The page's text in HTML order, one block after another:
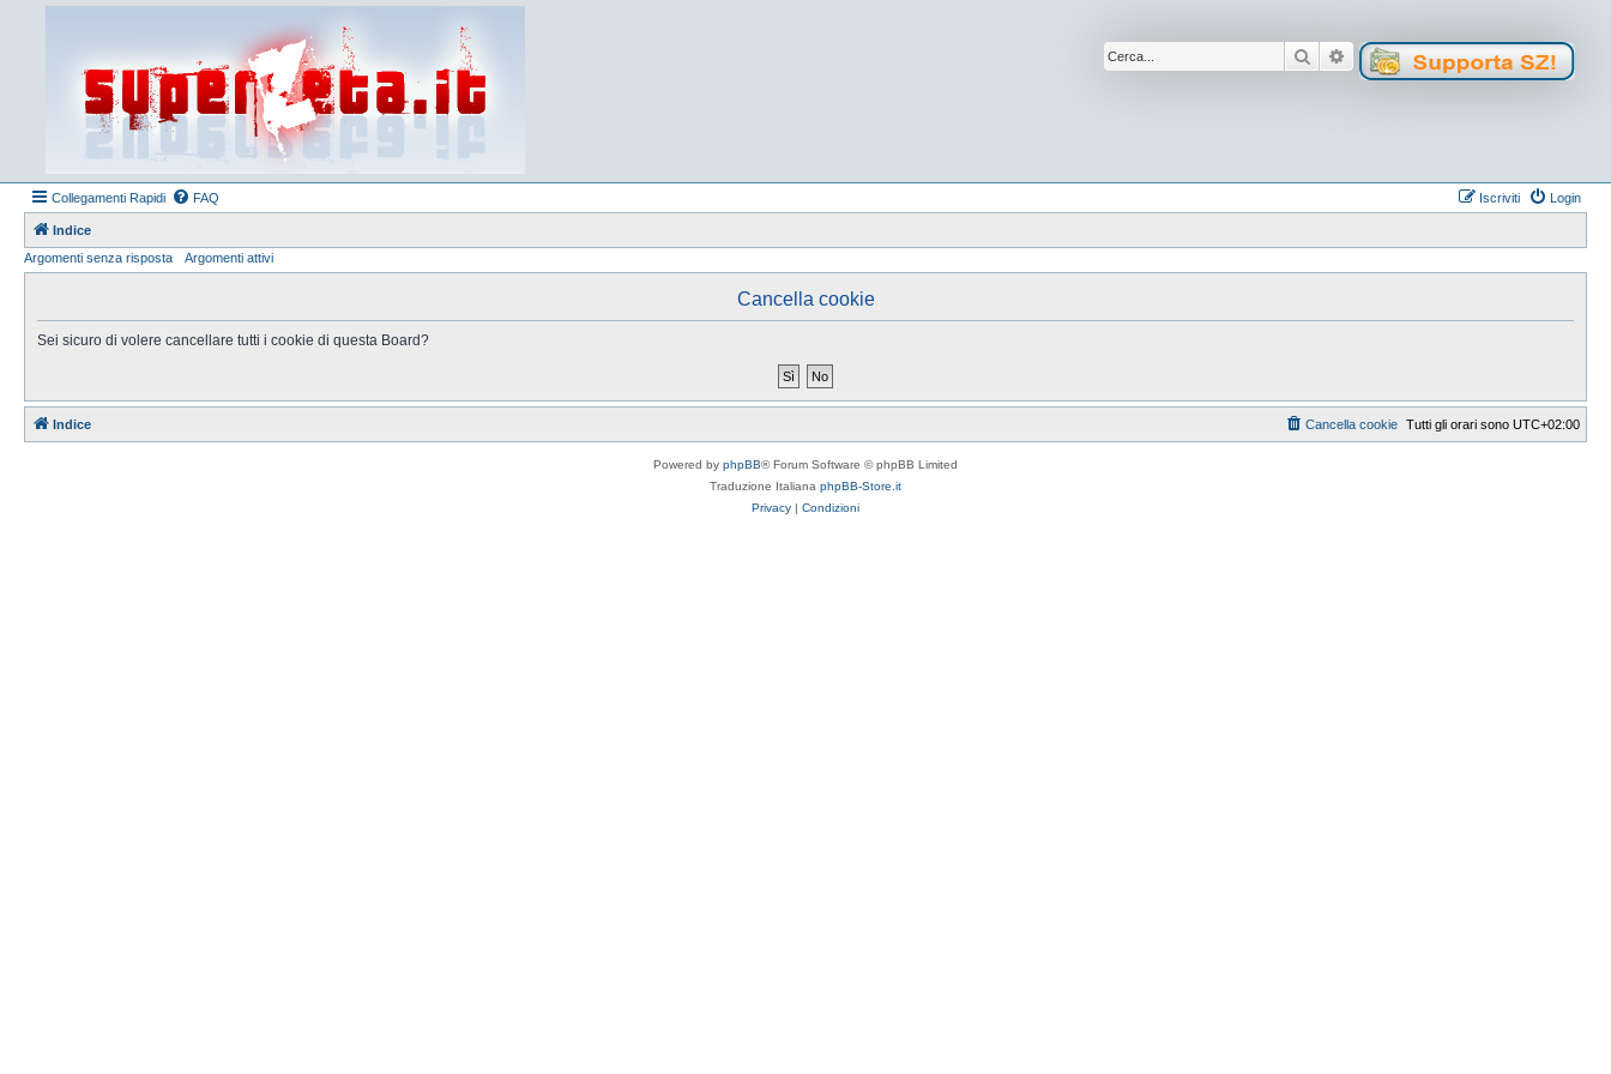
Cerca Ricerca avanzata
Collegamenti Rapidi FAQ Login
Iscriviti
Indice
Argomenti senza risposta
Argomenti attivi
Cancella cookie
Sei sicuro di volere cancellare tutti i cookie di questa Board?
Indice Tutti gli orari sono UTC+02:00
Cancella cookie
Powered by phpBB® Forum Software © phpBB Limited
Traduzione Italiana phpBB-Store.it
Privacy | Condizioni